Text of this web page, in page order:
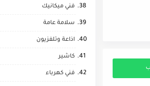
فني ميكانيك
سلامة عامة
اذاعة وتلفزيون
كاشير
فني كهرباء